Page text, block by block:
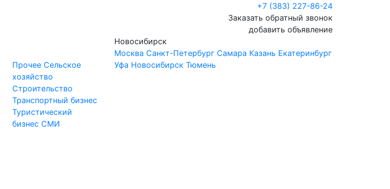
+7 (383) 227-86-24
Заказать обратный звонок
добавить объявление
Прочее Сельское
хозяйство
Строительство
Транспортный бизнес
Туристический
бизнес СМИ
Новосибирск
Москва Санкт-Петербург Самара Казань Екатеринбург
Уфа Новосибирск Тюмень